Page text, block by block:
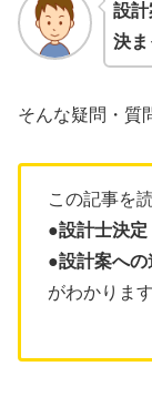
設計
決ま
そんな疑問・質
この記事を
●設計士決定
●設計案への
がわかります